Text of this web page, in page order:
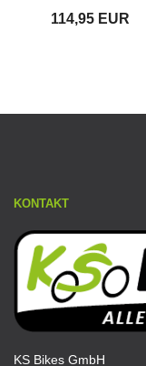
114,95 EUR
KONTAKT
KS Bikes GmbH